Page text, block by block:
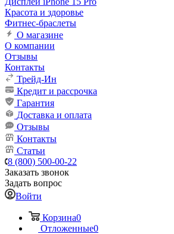
Красота и здоровье
Фитнес-браслеты
О магазине
О компании
Отзывы
Контакты
Трейд-Ин
Кредит и рассрочка
Гарантия
Доставка и оплата
Отзывы
Контакты
Статьи
8 (800) 500-00-22
Заказать звонок
Задать вопрос
Войти
Корзина0
Отложенные0